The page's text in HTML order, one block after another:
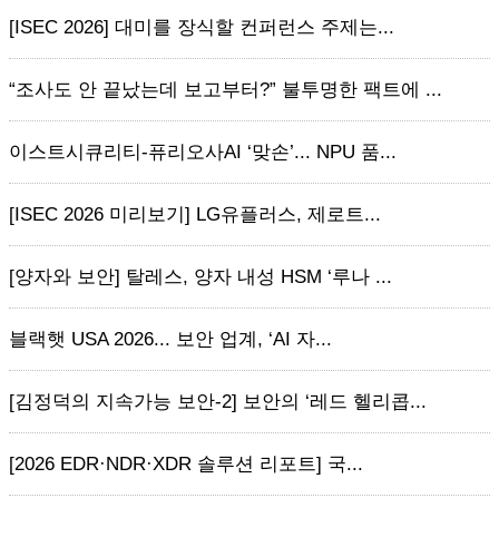
[ISEC 2026] 대미를 장식할 컨퍼런스 주제는...
“조사도 안 끝났는데 보고부터?” 불투명한 팩트에 ...
이스트시큐리티-퓨리오사AI ‘맞손’... NPU 품...
[ISEC 2026 미리보기] LG유플러스, 제로트...
[양자와 보안] 탈레스, 양자 내성 HSM ‘루나 ...
블랙햇 USA 2026... 보안 업계, ‘AI 자...
[김정덕의 지속가능 보안-2] 보안의 ‘레드 헬리콥...
[2026 EDR·NDR·XDR 솔루션 리포트] 국...